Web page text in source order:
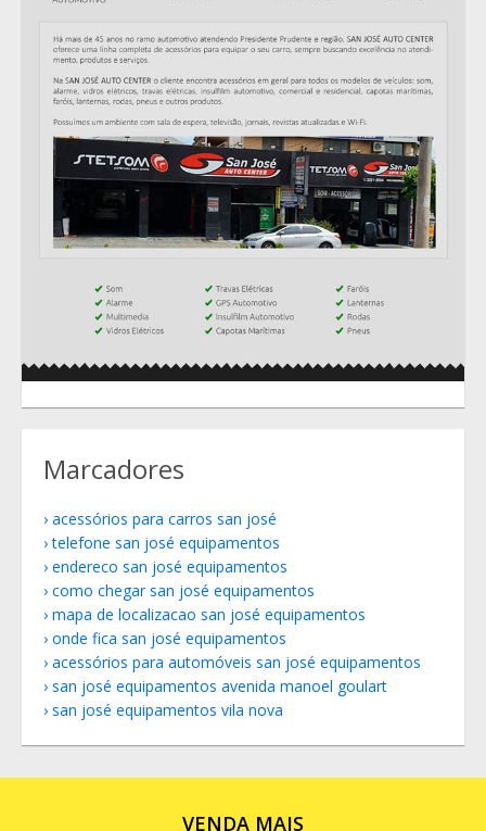
Marcadores
acessórios para carros san josé
telefone san josé equipamentos
endereco san josé equipamentos
como chegar san josé equipamentos
mapa de localizacao san josé equipamentos
onde fica san josé equipamentos
acessórios para automóveis san josé equipamentos
san josé equipamentos avenida manoel goulart
san josé equipamentos vila nova
VENDA MAIS